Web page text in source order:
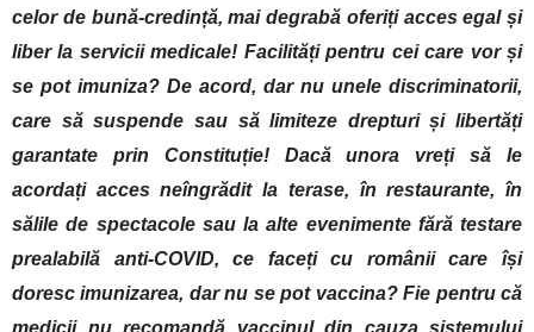
celor de bună-credință, mai degrabă oferiți acces egal și
liber la servicii medicale! Facilități pentru cei care vor și
se pot imuniza? De acord, dar nu unele discriminatorii,
care să suspende sau să limiteze drepturi și libertăți
garantate prin Constituție! Dacă unora vreți să le
acordați acces neîngrădit la terase, în restaurante, în
sălile de spectacole sau la alte evenimente fără testare
prealabilă anti-COVID, ce faceți cu românii care își
doresc imunizarea, dar nu se pot vaccina? Fie pentru că